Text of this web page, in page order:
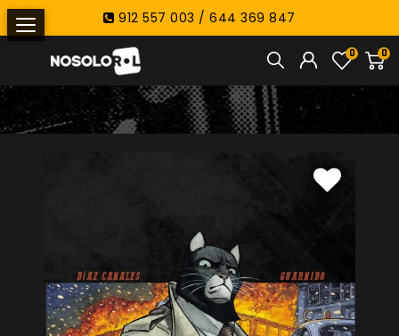
912 557 003 / 644 369 847
0
0